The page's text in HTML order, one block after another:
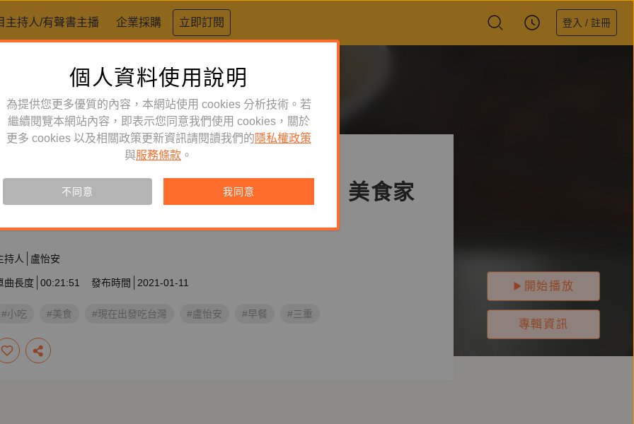
主持人/有聲書主播 企業採購 立即訂閱 登入 / 註冊
｜一早起床去三重吃鮮肉！ft. 美食家
持人 盧怡安
曲長度 00:21:51 發布時間 2021-01-11
#小吃 #美食 #現在出發吃台灣 #盧怡安 #早餐 #三重
開始播放
專輯資訊
個人資料使用說明
為提供您更多優質的內容，本網站使用 cookies 分析技術。若
繼續閱覽本網站內容，即表示您同意我們使用 cookies，關於
更多 cookies 以及相關政策更新資訊請閱讀我們的 隱私權政策
與服務條款 。
不同意 我同意